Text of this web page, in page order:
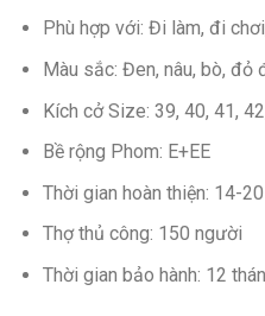
Phù hợp với: Đi làm, đi
Màu sắc: Đen, nâu, bò, đỏ
Kích cở Size: 39, 40, 41,
Bề rộng Phom: E+EE
Thời gian hoàn thiện: 14-
Thợ thủ công: 150 người
Thời gian bảo hành: 12